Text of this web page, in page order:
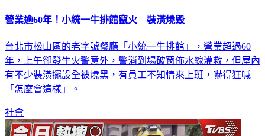
營業逾60年！小統一牛排館竄火 裝潢燒毀
台北市松山區的老字號餐廳「小統一牛排館」，營業超過60
年，上午卻發生火警意外，警消到場破窗佈水線灌救，但屋內
有不少裝潢擺設全被燒黑，有員工不知情來上班，嚇得狂喊
「怎麼會這樣」。
社會